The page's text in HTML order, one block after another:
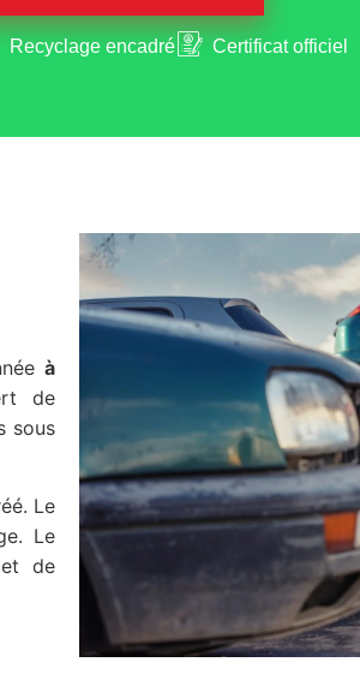
Recyclage encadré Certificat officiel
à
de
sous
Le
Le
de